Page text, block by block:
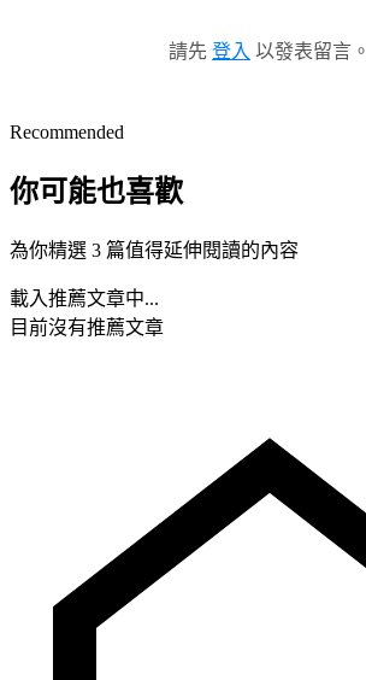
請先 登入 以發表留言。
Recommended
你可能也喜歡
為你精選 3 篇值得延伸閱讀的內容
載入推薦文章中...
目前沒有推薦文章